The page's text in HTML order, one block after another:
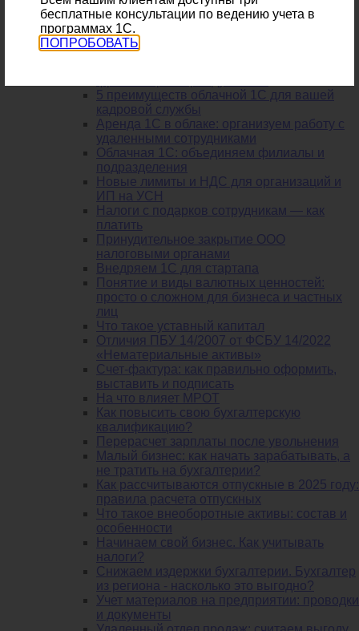
которых вы не знали!
Облачная 1С - надежно
Как с помощью 1С контролировать работу
бухгалтера?
5 преимуществ облачной 1С для вашей
кадровой службы
Аренда 1С в облаке: организуем работу с
удаленными сотрудниками
Облачная 1С: объединяем филиалы и
подразделения
Новые лимиты и НДС для организаций и
ИП на УСН
Налоги с подарков сотрудникам — как
платить
Принудительное закрытие ООО
налоговыми органами
Внедряем 1С для стартапа
Понятие и виды валютных ценностей:
просто о сложном для бизнеса и частных
лиц
Что такое уставный капитал
Отличия ПБУ 14/2007 от ФСБУ 14/2022
«Нематериальные активы»
Счет-фактура: как правильно оформить,
выставить и подписать
На что влияет МРОТ
Как повысить свою бухгалтерскую
квалификацию?
Перерасчет зарплаты после увольнения
Малый бизнес: как начать зарабатывать, а
не тратить на бухгалтерии?
Как рассчитываются отпускные в 2025 году:
правила расчета отпускных
Что такое внеоборотные активы: состав и
особенности
Начинаем свой бизнес. Как учитывать
налоги?
Снижаем издержки бухгалтерии. Бухгалтер
из региона - насколько это выгодно?
Учет материалов на предприятии: проводки
и документы
бесплатные консультации по ведению учета в
программах 1С.
ПОПРОБОВАТЬ